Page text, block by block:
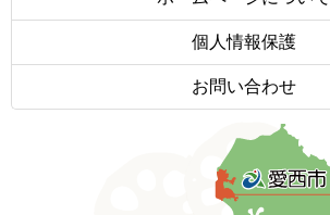
個人情報保護
お問い合わせ